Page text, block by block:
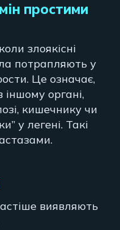
простими
злоякісні
потрапляють у
Це означає,
органі,
кишечнику чи
у легені. Такі
виявляють